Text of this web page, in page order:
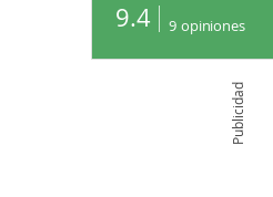
9.4 9 opiniones
Publicidad